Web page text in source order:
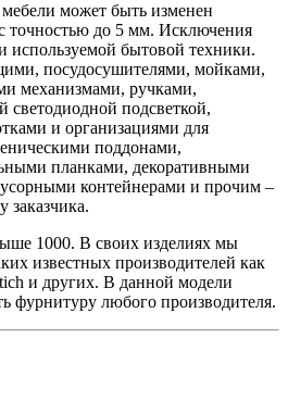
может быть изменен
точностью до 5 мм. Исключения
используемой бытовой техники.
посудосушителями, мойками,
механизмами, ручками,
светодиодной подсветкой,
и организациями для
поддонами,
планками, декоративными
контейнерами и прочим –
заказчика.
1000. В своих изделиях мы
известных производителей как
и других. В данной модели
фурнитуру любого производителя.